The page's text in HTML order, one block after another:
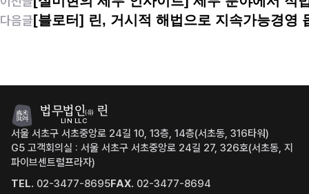
다음글[블로터] 린, 거시적 해법으로 지속가능경영
법무법인(유) 린
LIN LLC
서울 서초구 서초중앙로 24길 10, 13층, 14층(서초동, 316타워)
G5 고객회의실 : 서울 서초구 서초중앙로 24길 27, 326호(서초동, 지
파이브센트럴프라자)
TEL. 02-3477-8695FAX. 02-3477-8694